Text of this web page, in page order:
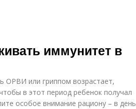
иммунитет в
ОРВИ или гриппом возрастает,
в этот период ребенок получал
особое внимание рациону – в день